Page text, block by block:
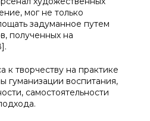
мог не только
задуманное путем
полученных на
к творчеству на практике
гуманизации воспитания,
самостоятельности